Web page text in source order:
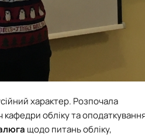
характер. Розпочала
кафедри обліку та
щодо питань обліку,